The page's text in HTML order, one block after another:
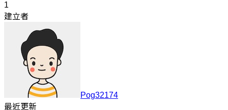
1
建立者
Pog32174
最近更新